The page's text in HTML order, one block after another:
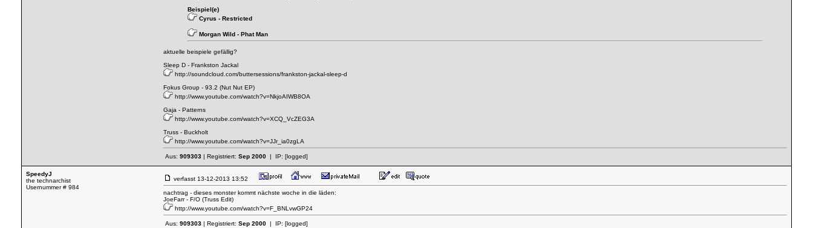
Beispiel(e)
Cyrus - Restricted
Morgan Wild - Phat Man
aktuelle beispiele gefällig?
Sleep D - Frankston Jackal
http://soundcloud.com/buttersessions/frankston-jackal-sleep-d
Fokus Group - 93.2 (Nut Nut EP)
http://www.youtube.com/watch?v=NkjoAIWB8OA
Gaja - Patterns
http://www.youtube.com/watch?v=XCQ_VcZEG3A
Truss - Buckholt
http://www.youtube.com/watch?v=JJr_ia0zgLA
Aus: 909303 | Registriert: Sep 2000 | IP: [logged]
SpeedyJ
the technarchist
Usernummer # 984
verfasst 13-12-2013 13:52
nachtrag - dieses monster kommt nächste woche in die läden:
JoeFarr - F/O (Truss Edit)
http://www.youtube.com/watch?v=F_BNLvwGP24
Aus: 909303 | Registriert: Sep 2000 | IP: [logged]